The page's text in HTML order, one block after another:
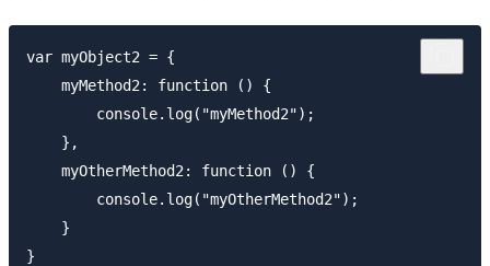
var myObject2 = {
    myMethod2: function () {
        console.log("myMethod2");
    },
    myOtherMethod2: function () {
        console.log("myOtherMethod2");
    }
}